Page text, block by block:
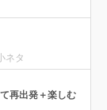
ネタ
再出発＋楽しむ